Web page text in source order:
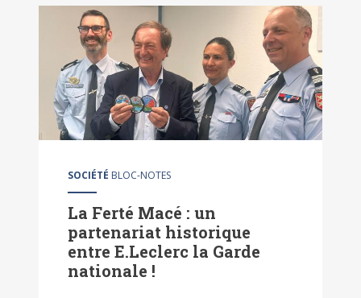
SOCIÉTÉ BLOC-NOTES
La Ferté Macé : un
partenariat historique
entre E.Leclerc la Garde
nationale !